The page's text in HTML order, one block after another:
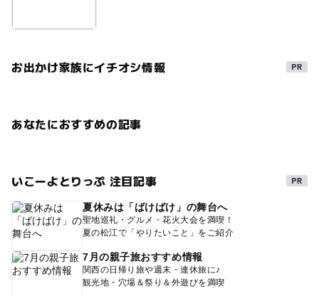
お出かけ家族にイチオシ情報
あなたにおすすめの記事
いこーよとりっぷ 注目記事
夏休みは「ばけばけ」の舞台へ
聖地巡礼・グルメ・花火大会を満喫！
夏の松江で「やりたいこと」をご紹介
7月の親子旅おすすめ情報
関西の日帰り旅や週末・連休旅に♪
観光地・穴場＆祭り＆外遊びを満喫